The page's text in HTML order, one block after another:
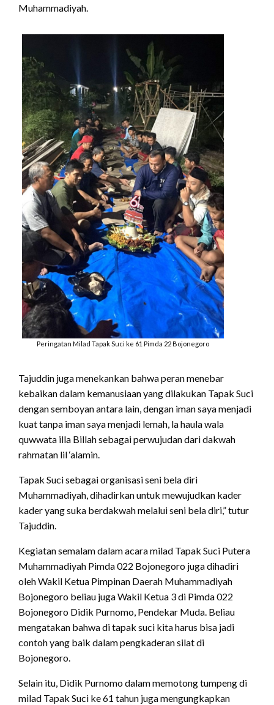
Muhammadiyah.
Peringatan Milad Tapak Suci ke 61 Pimda 22 Bojonegoro
Tajuddin juga menekankan bahwa peran menebar
kebaikan dalam kemanusiaan yang dilakukan Tapak Suci
dengan semboyan antara lain, dengan iman saya menjadi
kuat tanpa iman saya menjadi lemah, la haula wala
quwwata illa Billah sebagai perwujudan dari dakwah
rahmatan lil ‘alamin.
Tapak Suci sebagai organisasi seni bela diri
Muhammadiyah, dihadirkan untuk mewujudkan kader
kader yang suka berdakwah melalui seni bela diri,” tutur
Tajuddin.
Kegiatan semalam dalam acara milad Tapak Suci Putera
Muhammadiyah Pimda 022 Bojonegoro juga dihadiri
oleh Wakil Ketua Pimpinan Daerah Muhammadiyah
Bojonegoro beliau juga Wakil Ketua 3 di Pimda 022
Bojonegoro Didik Purnomo, Pendekar Muda. Beliau
mengatakan bahwa di tapak suci kita harus bisa jadi
contoh yang baik dalam pengkaderan silat di
Bojonegoro.
Selain itu, Didik Purnomo dalam memotong tumpeng di
milad Tapak Suci ke 61 tahun juga mengungkapkan